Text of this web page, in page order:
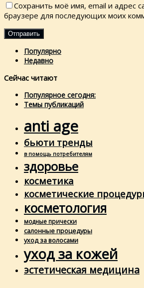
Сохранить моё имя, email и адрес
браузере для последующих моих
Популярно
Недавно
Сейчас читают
Популярное сегодня:
Темы публикаций
anti age
бьюти тренды
в помощь потребителям
здоровье
косметика
косметические
косметология
модные прически
салонные процедуры
уход за волосами
уход за кожей
эстетическая медицина